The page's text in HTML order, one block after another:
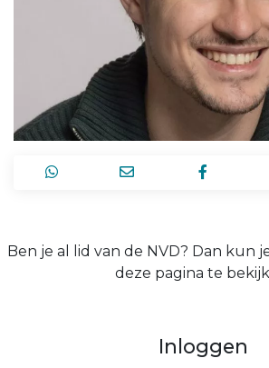
Ben je al lid van de NVD? Dan kun
deze pagina te
Inloggen